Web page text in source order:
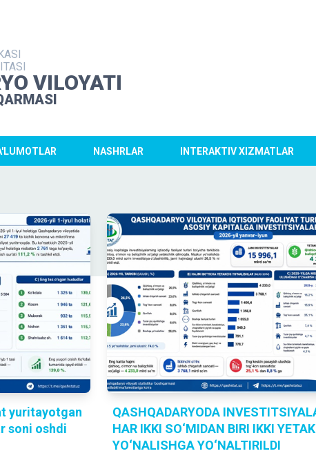
VILOYATI
NASHRLAR INTERAKTIV XIZMATLAR
yuritayotgan
soni oshdi
QASHQADARYODA
HAR IKKI SO‘MIDAN BIRI IKKI
YO‘NALISHGA YO‘NALTIRILDI